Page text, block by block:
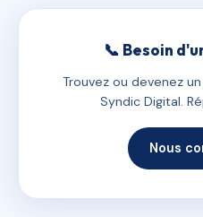
📞 Besoin
Trouvez ou devenez
Syndic Digital.
Nous